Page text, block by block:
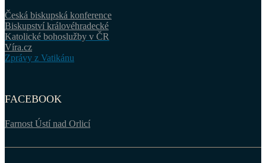
Česká biskupská konference
Biskupství královéhradecké
Katolické bohoslužby v ČR
Víra.cz
Zprávy z Vatikánu
FACEBOOK
Farnost Ústí nad Orlicí